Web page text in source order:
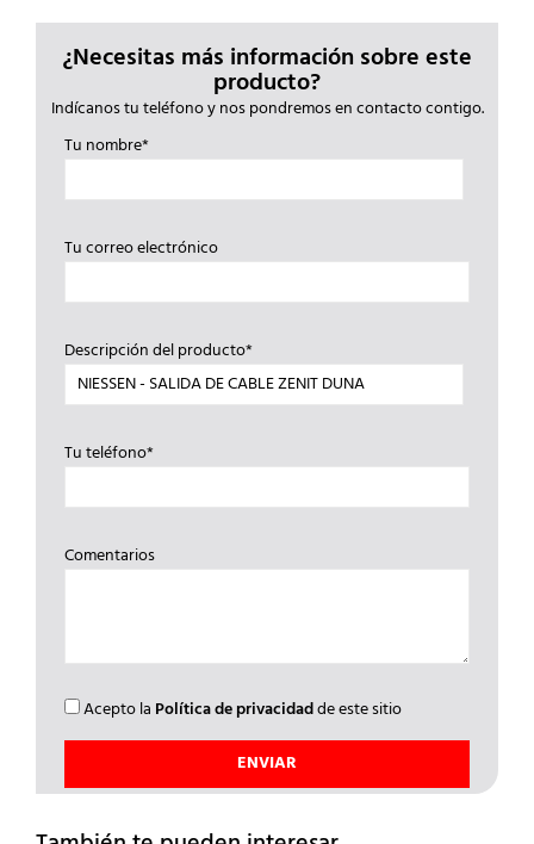
¿Necesitas más información sobre este
producto?
Indícanos tu teléfono y nos pondremos en contacto contigo.
Tu nombre*
Tu correo electrónico
Descripción del producto*
Tu teléfono*
Comentarios
Acepto la Política de privacidadde este sitio